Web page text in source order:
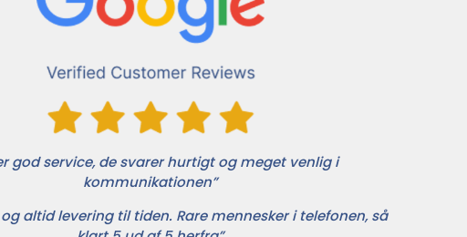
god service, de svarer hurtigt og meget venlig i
kommunikationen”
og altid levering til tiden. Rare mennesker i telefonen, så